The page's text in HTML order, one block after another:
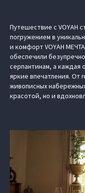
Путешествие с VOYAH
погружением в
и комфорт VOYAH
обеспечили
серпантинам, а каждая
яркие впечатления. От
живописных
красотой, но и